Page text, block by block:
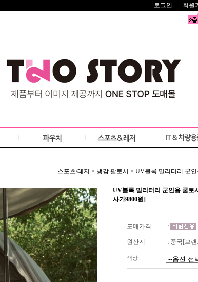
로그인 회원
스포츠/레저 > 냉감 팔토시 > UV블록 밀리터리 군
UV블록 밀리터리 군인용 쿨토
사가9800원]
도매가격 :
원산지 : 중국[브
색상 :